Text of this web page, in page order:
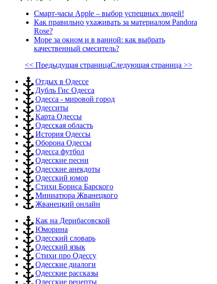
Смарт-часы Apple – выбор успешных людей!
Как правильно ухаживать за материалом Pandora
Rose?
Море за окном и в ванной: как выбрать
качественный смеситель?
<< Предыдущая страницаСледующая страница >>
Отдых в Одессе
Дубль Гис Одесса
Одесса - мировой город
Одесситы
Карта Одессы
Одесская область
История Одессы
Оборона Одессы
Одесса футбол
Одесские песни
Одесские анекдоты
Одесский юмор
Стихи Бориса Барского
Миниатюра Жванецкого
Жванецкий онлайн
Как на Дерибасовской
Юморина
Одесский словарь
Одесский язык
Стихи про Одессу
Одесские диалоги
Одесские рассказы
Одесские рецепты